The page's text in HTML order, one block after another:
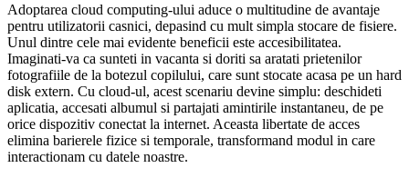
Adoptarea cloud computing-ului aduce o multitudine de avantaje
pentru utilizatorii casnici, depasind cu mult simpla stocare de fisiere.
Unul dintre cele mai evidente beneficii este accesibilitatea.
Imaginati-va ca sunteti in vacanta si doriti sa aratati prietenilor
fotografiile de la botezul copilului, care sunt stocate acasa pe un hard
disk extern. Cu cloud-ul, acest scenariu devine simplu: deschideti
aplicatia, accesati albumul si partajati amintirile instantaneu, de pe
orice dispozitiv conectat la internet. Aceasta libertate de acces
elimina barierele fizice si temporale, transformand modul in care
interactionam cu datele noastre.